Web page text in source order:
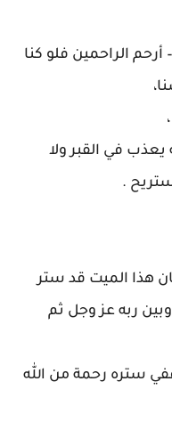
أرحم الراحمين فلو كنا
يعذب في القبر ولا
.
هذا الميت قد ستر
وبين ربه عز وجل ثم
ستره رحمة من الله